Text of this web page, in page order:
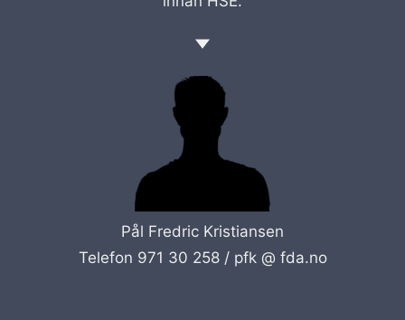
Pål Fredric Kristiansen
Telefon 971 30 258 /pfk @ fda.no